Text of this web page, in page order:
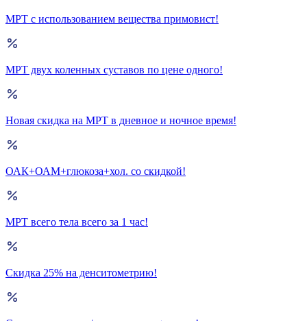
МРТ с использованием вещества примовист!
МРТ двух коленных суставов по цене одного!
Новая скидка на МРТ в дневное и ночное время!
ОАК+ОАМ+глюкоза+хол. со скидкой!
МРТ всего тела всего за 1 час!
Скидка 25% на денситометрию!